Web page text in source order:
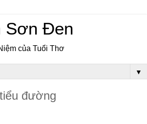
Sơn Đen
của Tuổi Thơ
▼
đường